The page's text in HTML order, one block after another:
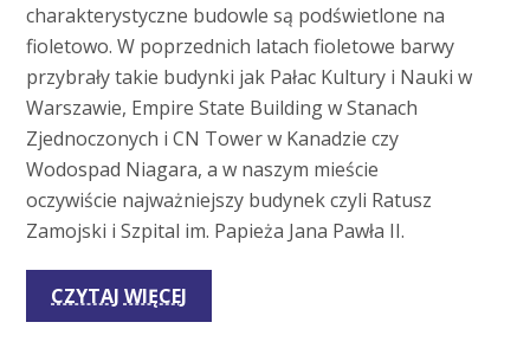
charakterystyczne budowle są podświetlone na
fioletowo. W poprzednich latach fioletowe barwy
przybrały takie budynki jak Pałac Kultury i Nauki w
Warszawie, Empire State Building w Stanach
Zjednoczonych i CN Tower w Kanadzie czy
Wodospad Niagara, a w naszym mieście
oczywiście najważniejszy budynek czyli Ratusz
Zamojski i Szpital im. Papieża Jana Pawła II.
CZYTAJ WIĘCEJ